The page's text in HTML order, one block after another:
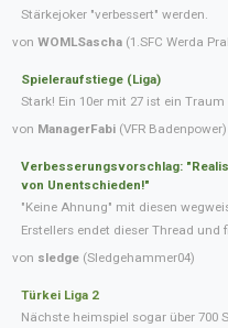
Stärkejoker "verbessert" werden.
von WOMLSascha (1.SFC Werda
Spieleraufstiege (Liga)
Stark! Ein 10er mit 27 ist ein Traum
von ManagerFabi (VFR Badenpower)
Verbesserungsvorschlag:
von Unentschieden!"
"Keine Ahnung" mit diesen
Erstellers endet dieser Thread und
von sledge (Sledgehammer04)
Türkei Liga 2
Nächste heimspiel sogar über 700